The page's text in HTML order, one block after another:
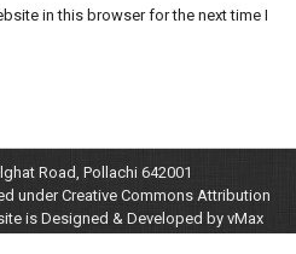
in this browser for the next time I
Road, Pollachi 642001
under Creative Commons Attribution
is Designed & Developed by vMax